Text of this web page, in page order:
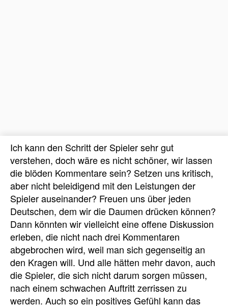
Ich kann den Schritt der Spieler sehr gut
verstehen, doch wäre es nicht schöner, wir lassen
die blöden Kommentare sein? Setzen uns kritisch,
aber nicht beleidigend mit den Leistungen der
Spieler auseinander? Freuen uns über jeden
Deutschen, dem wir die Daumen drücken können?
Dann könnten wir vielleicht eine offene Diskussion
erleben, die nicht nach drei Kommentaren
abgebrochen wird, weil man sich gegenseitig an
den Kragen will. Und alle hätten mehr davon, auch
die Spieler, die sich nicht darum sorgen müssen,
nach einem schwachen Auftritt zerrissen zu
werden. Auch so ein positives Gefühl kann das